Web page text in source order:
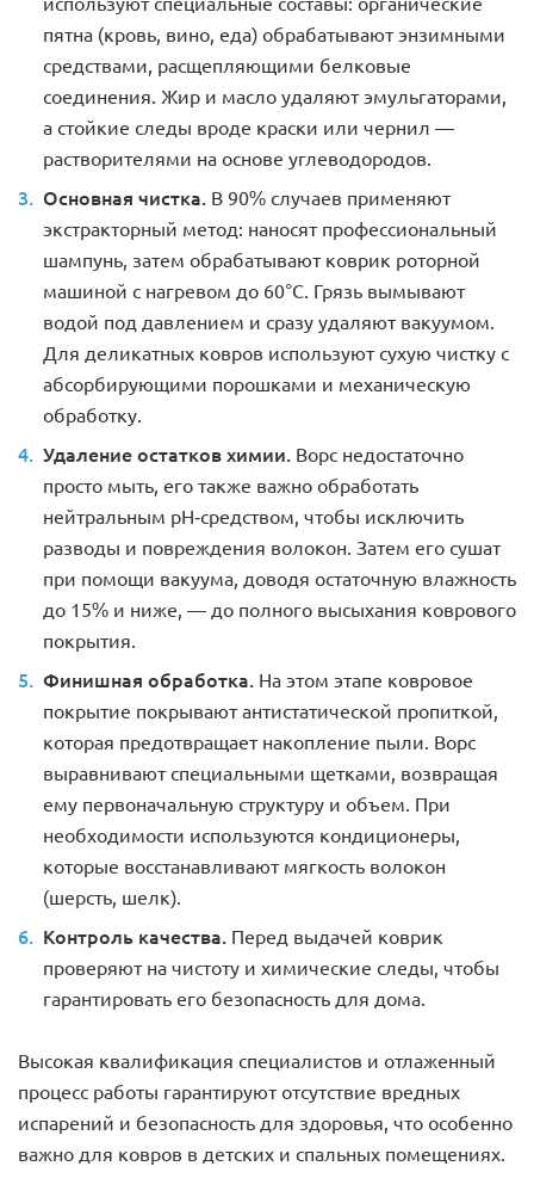
пятна (кровь, вино, еда) обрабатывают энзимными
средствами, расщепляющими белковые
соединения. Жир и масло удаляют эмульгаторами,
а стойкие следы вроде краски или чернил —
растворителями на основе углеводородов.
Основная чистка. В 90% случаев применяют
экстракторный метод: наносят профессиональный
шампунь, затем обрабатывают коврик роторной
машиной с нагревом до 60°C. Грязь вымывают
водой под давлением и сразу удаляют вакуумом.
Для деликатных ковров используют сухую чистку с
абсорбирующими порошками и механическую
обработку.
Удаление остатков химии. Ворс недостаточно
просто мыть, его также важно обработать
нейтральным pH-средством, чтобы исключить
разводы и повреждения волокон. Затем его сушат
при помощи вакуума, доводя остаточную влажность
до 15% и ниже, — до полного высыхания коврового
покрытия.
Финишная обработка. На этом этапе ковровое
покрытие покрывают антистатической пропиткой,
которая предотвращает накопление пыли. Ворс
выравнивают специальными щетками, возвращая
ему первоначальную структуру и объем. При
необходимости используются кондиционеры,
которые восстанавливают мягкость волокон
(шерсть, шелк).
Контроль качества. Перед выдачей коврик
проверяют на чистоту и химические следы, чтобы
гарантировать его безопасность для дома.
Высокая квалификация специалистов и отлаженный
процесс работы гарантируют отсутствие вредных
испарений и безопасность для здоровья, что особенно
важно для ковров в детских и спальных помещениях.